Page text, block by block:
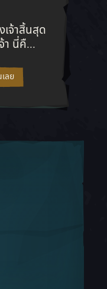
เจ้าสิ้นสุด
า นี่คื...
ลย